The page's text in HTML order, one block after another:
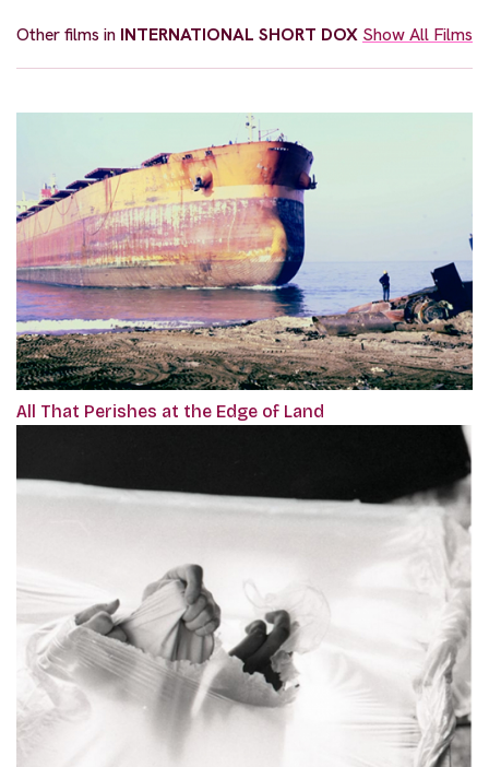
Other films in INTERNATIONAL SHORT DOX Show All Films
All That Perishes at the Edge of Land